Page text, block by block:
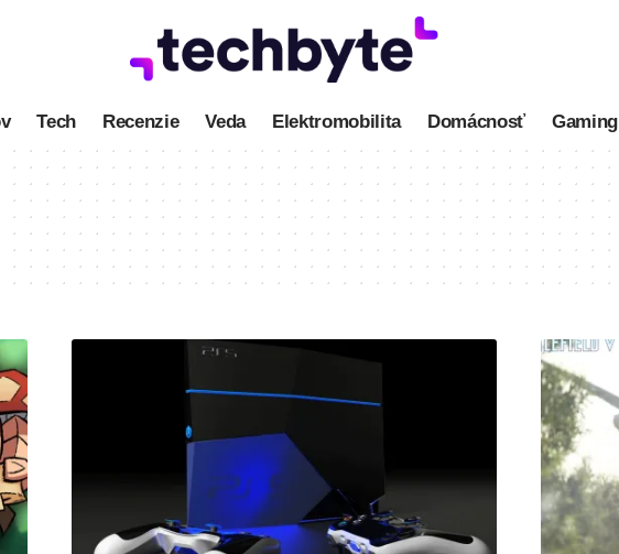
Tech Recenzie Veda Elektromobilita Domácnosť Gaming